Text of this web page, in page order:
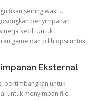
seiring waktu.
penyimpanan
kecil. Untuk
game dan pilih opsi untuk
Eksternal
pertimbangkan untuk
untuk menyimpan file